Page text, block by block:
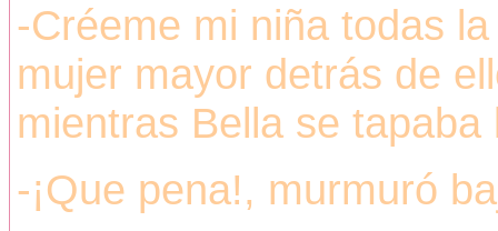
-Créeme mi niña todas
mujer mayor detrás de
mientras Bella se
-¡Que pena!, murmuró